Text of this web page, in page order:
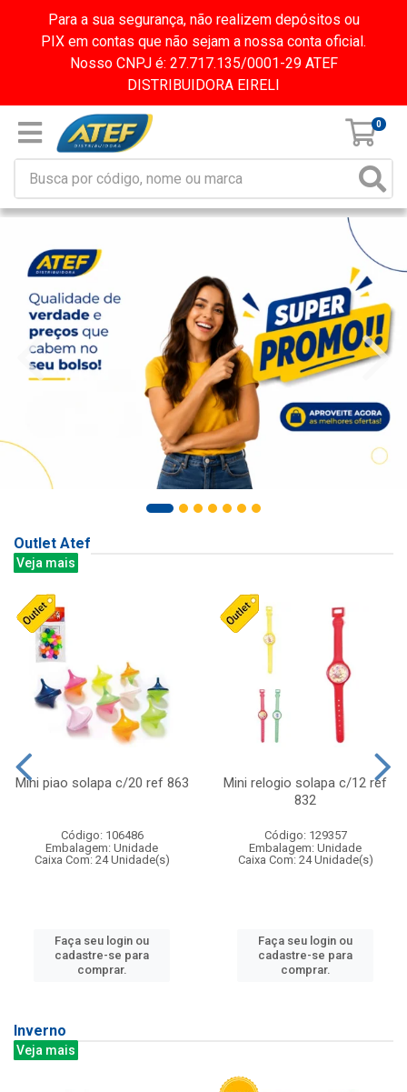
Para a sua segurança, não realizem depósitos ou
PIX em contas que não sejam a nossa conta oficial.
Nosso CNPJ é: 27.717.135/0001-29 ATEF
DISTRIBUIDORA EIRELI
0
Outlet Atef
Veja mais
Mini piao solapa c/20 ref 863
Código: 106486
Embalagem: Unidade
Caixa Com: 24 Unidade(s)
Faça seu login ou
cadastre-se para
comprar.
Mini relogio solapa c/12 ref
832
Código: 129357
Embalagem: Unidade
Caixa Com: 24 Unidade(s)
Faça seu login ou
cadastre-se para
comprar.
Inverno
Veja mais